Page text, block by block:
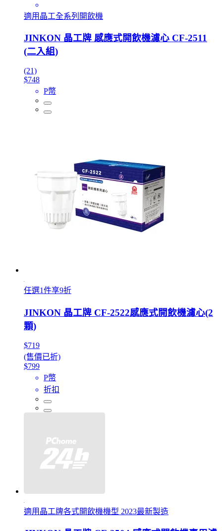
適用晶工全系列開飲機
JINKON 晶工牌 感應式開飲機濾心 CF-2511
(二入組)
(21)
$748
P幣
任選1件享9折
JINKON 晶工牌 CF-2522感應式開飲機濾心(2
顆)
$719
(售價已折)
$799
P幣
折扣
適用晶工牌各式開飲機機型 2023最新製造